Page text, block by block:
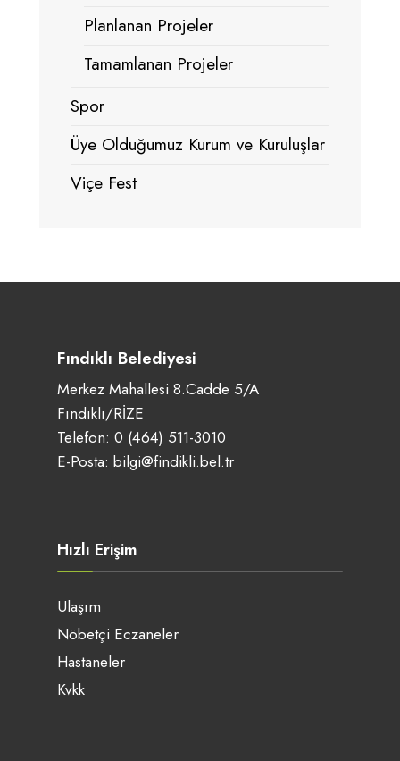
Planlanan Projeler
Tamamlanan Projeler
Spor
Üye Olduğumuz Kurum ve Kuruluşlar
Viçe Fest
Fındıklı Belediyesi
Merkez Mahallesi 8.Cadde 5/A
Fındıklı/RİZE
Telefon: 0 (464) 511-3010
E-Posta: bilgi@findikli.bel.tr
Hızlı Erişim
Ulaşım
Nöbetçi Eczaneler
Hastaneler
Kvkk